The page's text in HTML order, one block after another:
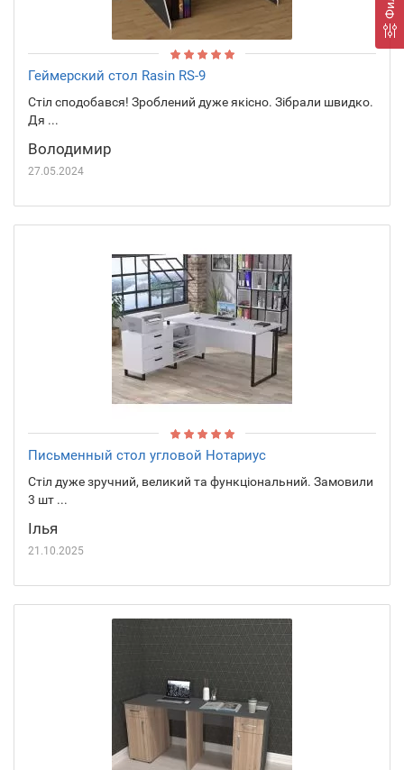
Геймерский стол Rasin RS-9
Стіл сподобався! Зроблений дуже якісно. Зібрали швидко.
Дя ...
Володимир
27.05.2024
Письменный стол угловой Нотариус
Стіл дуже зручний, великий та функціональний. Замовили
3 шт ...
Ілья
21.10.2025